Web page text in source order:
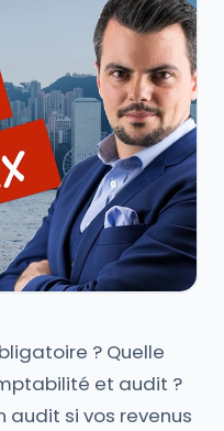
? Quelle
et audit ?
audit si vos revenus